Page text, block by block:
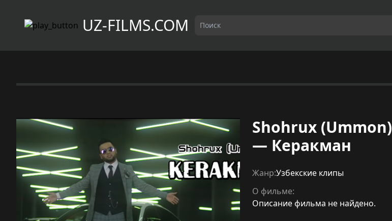
UZ-FILMS.COM
Shohrux
— Керакман
Жанр:Узбекские клипы
О фильме:
Описание фильма не найдено.